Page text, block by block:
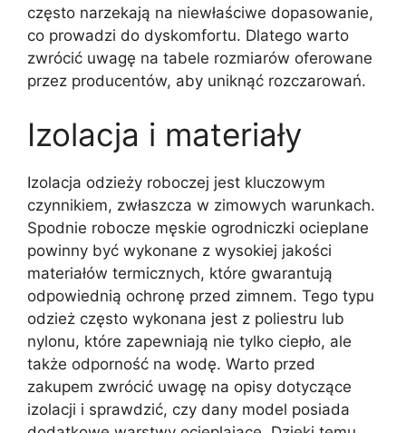
często narzekają na niewłaściwe dopasowanie,
co prowadzi do dyskomfortu. Dlatego warto
zwrócić uwagę na tabele rozmiarów oferowane
przez producentów, aby uniknąć rozczarowań.
Izolacja i materiały
Izolacja odzieży roboczej jest kluczowym
czynnikiem, zwłaszcza w zimowych warunkach.
Spodnie robocze męskie ogrodniczki ocieplane
powinny być wykonane z wysokiej jakości
materiałów termicznych, które gwarantują
odpowiednią ochronę przed zimnem. Tego typu
odzież często wykonana jest z poliestru lub
nylonu, które zapewniają nie tylko ciepło, ale
także odporność na wodę. Warto przed
zakupem zwrócić uwagę na opisy dotyczące
izolacji i sprawdzić, czy dany model posiada